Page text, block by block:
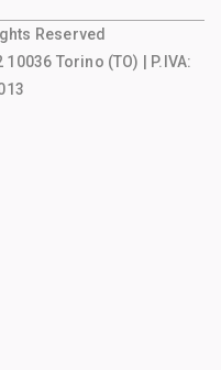
Reserved
10036 Torino (TO) | P.IVA: